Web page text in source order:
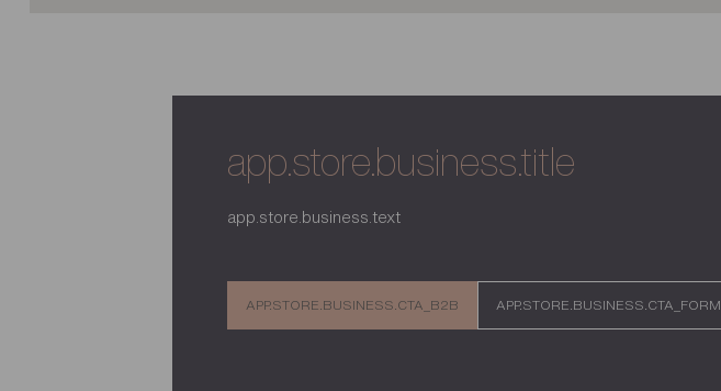
app.store.business.title
app.store.business.text
APP.STORE.BUSINESS.CTA_B2B APP.STORE.BUSINESS.CTA_FORM